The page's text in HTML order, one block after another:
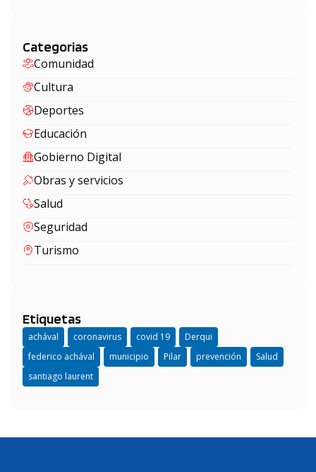
Categorias
Comunidad
Cultura
Deportes
Educación
Gobierno Digital
Obras y servicios
Salud
Seguridad
Turismo
Etiquetas
achával coronavirus covid 19
Derqui
federico achával
municipio Pilar prevención
Salud
santiago laurent